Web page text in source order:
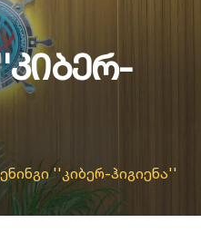
''კიბერ-ჰიგიენა''